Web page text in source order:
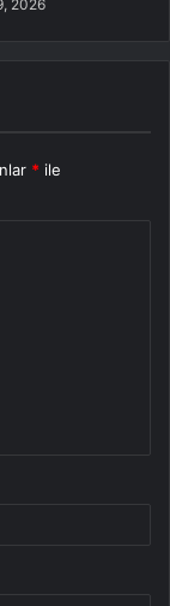
2026
* ile